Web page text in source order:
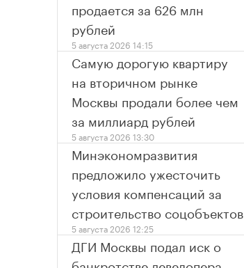
продается за 626 млн
рублей
5 августа 2026 14:15
Самую дорогую квартиру
на вторичном рынке
Москвы продали более чем
за миллиард рублей
5 августа 2026 13:30
Минэкономразвития
предложило ужесточить
условия компенсаций за
строительство соцобъектов
5 августа 2026 12:25
ДГИ Москвы подал иск о